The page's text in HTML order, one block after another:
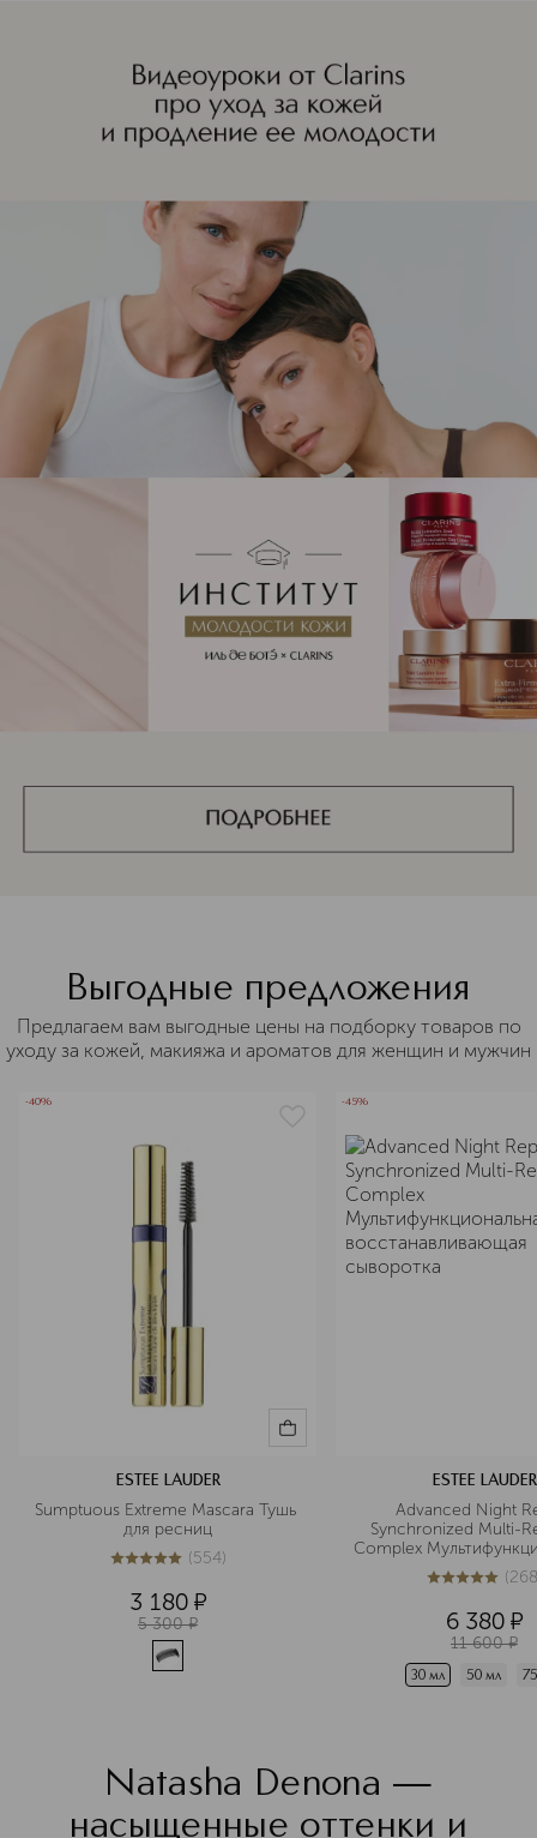
Выгодные предложения
Предлагаем вам выгодные цены на подборку товаров по
уходу за кожей, макияжа и ароматов для женщин и мужчин
-40%
ESTEE LAUDER
Sumptuous Extreme Mascara Тушь
для ресниц
4.9из5554 (554)
3 180 ¤
5 300 ¤
-45%
ESTEE LAUDER
Advanced Night
Synchronized Multi-
Complex
восстанавливающая
5из 5268 (268
6 380 ¤
11 600 ¤
30 мл 50 мл
Natasha Denona —
насыщенные оттенки и